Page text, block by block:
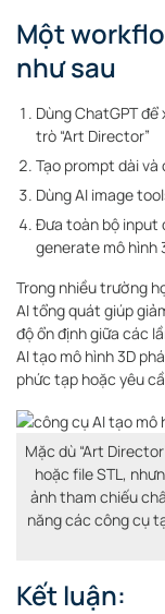
Một
như sau
Dùng ChatGPT
trò “Art Director”
Tạo prompt dài
Dùng AI image
Đưa toàn bộ input
generate mô hình
Trong nhiều trường
AI tổng quát giúp
độ ổn định giữa các
AI tạo mô hình 3D
phức tạp hoặc yêu
Mặc dù “Art
hoặc file STL,
ảnh tham chiếu
năng các công cụ
Kết luận: